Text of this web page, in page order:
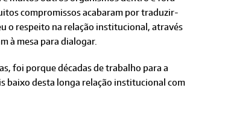
compromissos acabaram por traduzir-
o respeito na relação institucional, através
à mesa para dialogar.
foi porque décadas de trabalho para a
baixo desta longa relação institucional com